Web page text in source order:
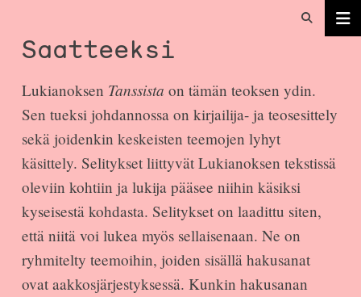
Saatteeksi
Lukianoksen Tanssista on tämän teoksen ydin.
Sen tueksi johdannossa on kirjailija- ja teosesittely
sekä joidenkin keskeisten teemojen lyhyt
käsittely. Selitykset liittyvät Lukianoksen tekstissä
oleviin kohtiin ja lukija pääsee niihin käsiksi
kyseisestä kohdasta. Selitykset on laadittu siten,
että niitä voi lukea myös sellaisenaan. Ne on
ryhmitelty teemoihin, joiden sisällä hakusanat
ovat aakkosjärjestyksessä. Kunkin hakusanan